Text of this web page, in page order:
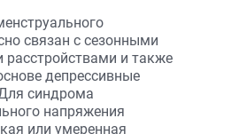
связан с сезонными
и также
депрессивные
синдрома
напряжения
или умеренная